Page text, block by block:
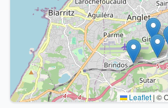
Leaflet | ©